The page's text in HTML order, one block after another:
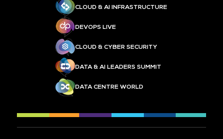
CLOUD & AI INFRASTRUCTURE
DEVOPS LIVE
CLOUD & CYBER SECURITY
DATA & AI LEADERS SUMMIT
DATA CENTRE WORLD